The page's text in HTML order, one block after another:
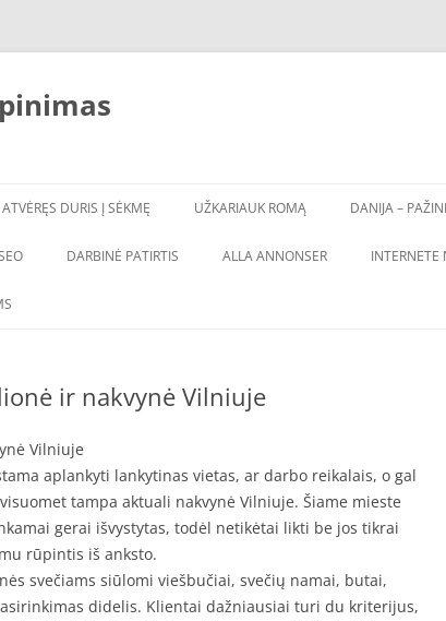
DURIS Į SĖKMĘ UŽKARIAUK ROMĄ DANIJA –
DARBINĖ PATIRTIS ALLA ANNONSER
ir nakvynė Vilniuje
Vilniuje
aplankyti lankytinas vietas, ar darbo reikalais, o gal
tampa aktuali nakvynė Vilniuje. Šiame mieste
gerai išvystytas, todėl netikėtai likti be jos tikrai
rūpintis iš anksto.
svečiams siūlomi viešbučiai, svečių namai, butai,
didelis. Klientai dažniausiai turi du kriterijus,